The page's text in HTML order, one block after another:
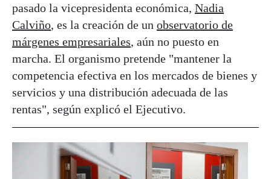
pasado la vicepresidenta económica, Nadia
Calviño, es la creación de un observatorio de
márgenes empresariales, aún no puesto en
marcha. El organismo pretende "mantener la
competencia efectiva en los mercados de bienes y
servicios y una distribución adecuada de las
rentas", según explicó el Ejecutivo.